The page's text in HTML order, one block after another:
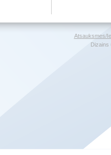
Atsauksmes/
Dizains